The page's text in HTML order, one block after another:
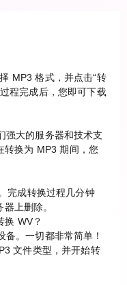
MP3 格式，并点击“转
程完成后，您即可下载
强大的服务器和技术支
转换为 MP3 期间，您
完成转换过程几分钟
上删除。
换 WV？
。一切都非常简单！
文件类型，并开始转